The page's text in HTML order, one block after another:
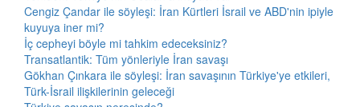
Cengiz Çandar ile söyleşi: İran Kürtleri İsrail ve ABD'nin ipiyle
kuyuya iner mi?
İç cepheyi böyle mi tahkim edeceksiniz?
Transatlantik: Tüm yönleriyle İran savaşı
Gökhan Çınkara ile söyleşi: İran savaşının Türkiye'ye etkileri,
Türk-İsrail ilişkilerinin geleceği